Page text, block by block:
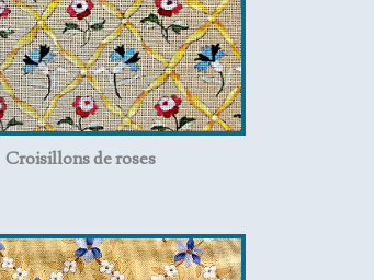
Croisillons de roses